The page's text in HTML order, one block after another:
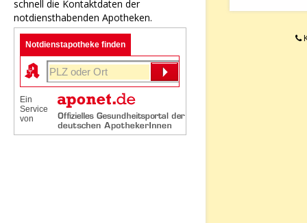
schnell die Kontaktdaten der
notdiensthabenden Apotheken.
Notdienstapotheke finden
Ein
Service
von